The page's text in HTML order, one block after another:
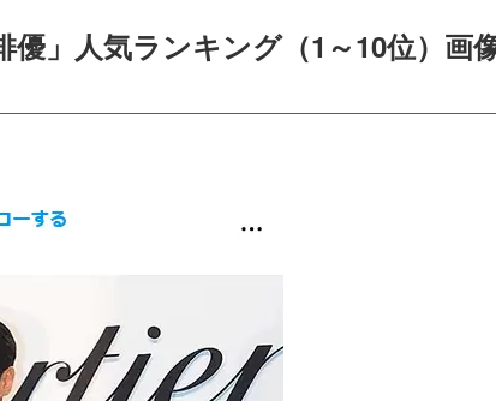
」人気ランキング（1～10位）画